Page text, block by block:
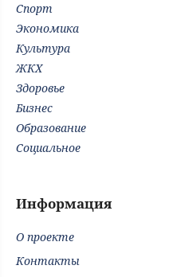
Спорт
Экономика
Культура
ЖКХ
Здоровье
Бизнес
Образование
Социальное
Информация
О проекте
Контакты